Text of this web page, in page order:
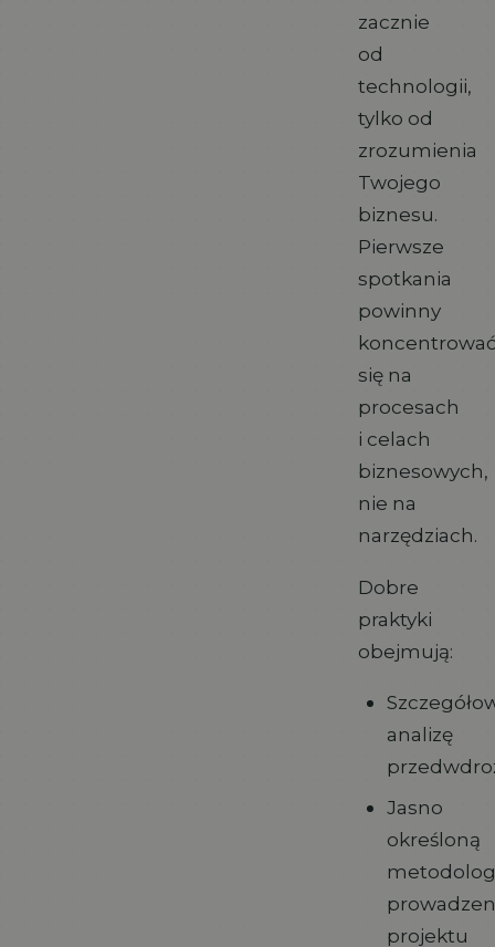
zacznie
od
technologii,
tylko od
zrozumienia
Twojego
biznesu.
Pierwsze
spotkania
powinny
się na
procesach
i celach
biznesowych,
nie na
narzędziach.
Dobre
praktyki
obejmują:
analizę
Jasno
określoną
projektu